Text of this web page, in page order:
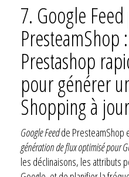
7. Google
Prestashop
pour générer
Shopping à jour
Google Feedde PresteamShop
génération de flux optimisé pour
les déclinaisons, les attributs